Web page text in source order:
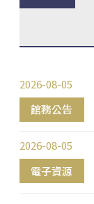
館務公告
2026-08-05
電子資源
2026-08-05